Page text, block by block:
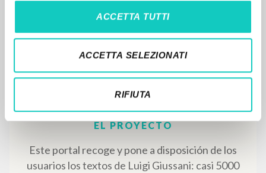
ACCETTA TUTTI
ACCETTA SELEZIONATI
RIFIUTA
EL PROYECTO
Este portal recoge y pone a disposición de los
usuarios los textos de Luigi Giussani: casi 5000